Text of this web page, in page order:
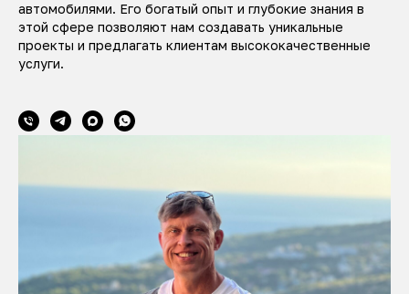
автомобилями. Его богатый опыт и глубокие знания в
этой сфере позволяют нам создавать уникальные
проекты и предлагать клиентам высококачественные
услуги.